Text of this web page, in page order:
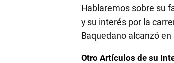
Hablaremos sobre su
y su interés por la
Baquedano alcanzó en
Otro Artículos de su